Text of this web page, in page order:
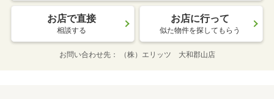
お店で直接
相談する
お店に行って
似た物件を探してもらう
お問い合わせ先 （株）エリッツ 大和郡山店